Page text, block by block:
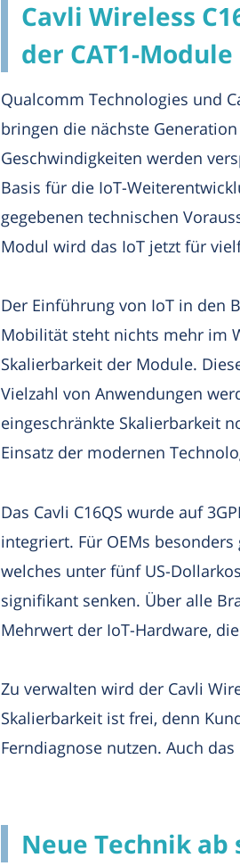
Cavli Wireless
der CAT1-Module
Qualcomm Technologies und
bringen die nächste
Geschwindigkeiten werden
Basis für die IoT-
gegebenen technischen
Modul wird das IoT jetzt für
Der Einführung von IoT in den
Mobilität steht nichts mehr im
Skalierbarkeit der Module.
Vielzahl von Anwendungen
eingeschränkte Skalierbarkeit
Einsatz der modernen
Das Cavli C16QS wurde auf
integriert. Für OEMs
welches unter fünf US-
signifikant senken. Über alle
Mehrwert der IoT-Hardware,
Zu verwalten wird der Cavli
Skalierbarkeit ist frei, denn
Ferndiagnose nutzen. Auch
Neue Technik